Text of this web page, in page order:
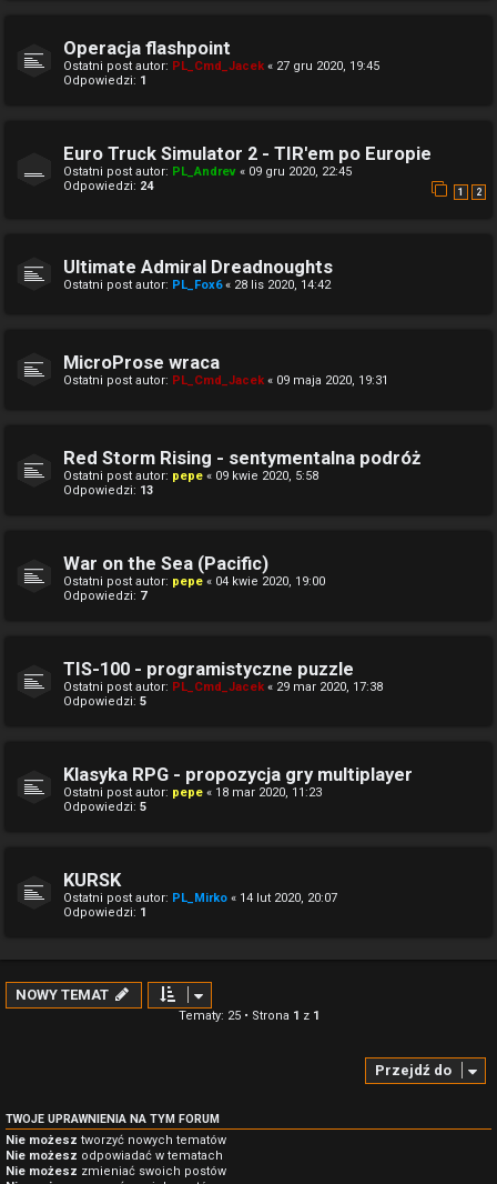
Operacja flashpoint
Ostatni post autor: PL_Cmd_Jacek « 27 gru 2020, 19:45
Odpowiedzi: 1
Euro Truck Simulator 2 - TIR'em po Europie
Ostatni post autor: PL_Andrev « 09 gru 2020, 22:45
Odpowiedzi: 24 1 2
Ultimate Admiral Dreadnoughts
Ostatni post autor: PL_Fox6« 28 lis 2020, 14:42
MicroProse wraca
Ostatni post autor: PL_Cmd_Jacek « 09 maja 2020, 19:31
Red Storm Rising - sentymentalna podróż
Ostatni post autor: pepe « 09 kwie 2020, 5:58
Odpowiedzi: 13
War on the Sea (Pacific)
Ostatni post autor: pepe « 04 kwie 2020, 19:00
Odpowiedzi: 7
TIS-100 - programistyczne puzzle
Ostatni post autor: PL_Cmd_Jacek « 29 mar 2020, 17:38
Odpowiedzi: 5
Klasyka RPG - propozycja gry multiplayer
Ostatni post autor: pepe « 18 mar 2020, 11:23
Odpowiedzi: 5
KURSK
Ostatni post autor: PL_Mirko « 14 lut 2020, 20:07
Odpowiedzi: 1
NOWY TEMAT
Tematy: 25 • Strona 1 z 1
Przejdź do
TWOJE UPRAWNIENIA NA TYM FORUM
Nie możesz tworzyć nowych tematów
Nie możesz odpowiadać w tematach
Nie możesz zmieniać swoich postów